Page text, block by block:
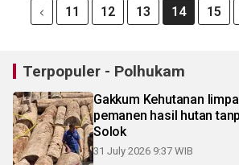
11 12 13 14 15
Terpopuler - Polhukam
Gakkum Kehutanan
pemanen hasil hutan
Solok
31 July 2026 9:37 WIB